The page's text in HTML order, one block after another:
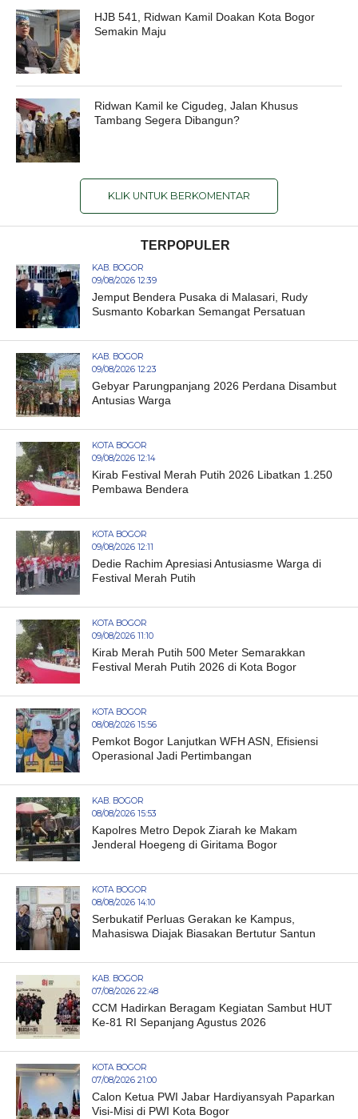
HJB 541, Ridwan Kamil Doakan Kota Bogor
Semakin Maju
Ridwan Kamil ke Cigudeg, Jalan Khusus
Tambang Segera Dibangun?
KLIK UNTUK BERKOMENTAR
TERPOPULER
KAB. BOGOR
09/08/2026 12:39
Jemput Bendera Pusaka di Malasari, Rudy
Susmanto Kobarkan Semangat Persatuan
KAB. BOGOR
09/08/2026 12:23
Gebyar Parungpanjang 2026 Perdana Disambut
Antusias Warga
KOTA BOGOR
09/08/2026 12:14
Kirab Festival Merah Putih 2026 Libatkan 1.250
Pembawa Bendera
KOTA BOGOR
09/08/2026 12:11
Dedie Rachim Apresiasi Antusiasme Warga di
Festival Merah Putih
KOTA BOGOR
09/08/2026 11:10
Kirab Merah Putih 500 Meter Semarakkan
Festival Merah Putih 2026 di Kota Bogor
KOTA BOGOR
08/08/2026 15:56
Pemkot Bogor Lanjutkan WFH ASN, Efisiensi
Operasional Jadi Pertimbangan
KAB. BOGOR
08/08/2026 15:53
Kapolres Metro Depok Ziarah ke Makam
Jenderal Hoegeng di Giritama Bogor
KOTA BOGOR
08/08/2026 14:10
Serbukatif Perluas Gerakan ke Kampus,
Mahasiswa Diajak Biasakan Bertutur Santun
KAB. BOGOR
07/08/2026 22:48
CCM Hadirkan Beragam Kegiatan Sambut HUT
Ke-81 RI Sepanjang Agustus 2026
KOTA BOGOR
07/08/2026 21:00
Calon Ketua PWI Jabar Hardiyansyah Paparkan
Visi-Misi di PWI Kota Bogor